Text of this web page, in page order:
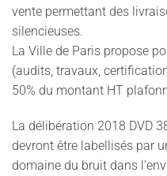
vente permettant des
silencieuses.
La Ville de Paris propose
(audits, travaux,
50% du montant HT
La délibération 2018 DVD
devront être labellisés par
domaine du bruit dans